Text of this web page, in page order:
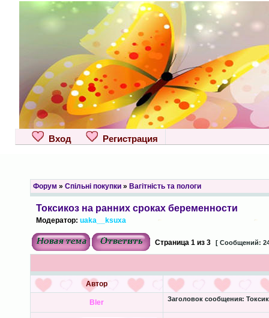
Вход Регистрация
Форум » Спільні покупки» Вагітність та пологи
Токсикоз на ранних сроках беременности
Модератор: uaka__ksuxa
Страница 1из 3 [ Сообщений:
Автор
Bler Заголовок сообщения: